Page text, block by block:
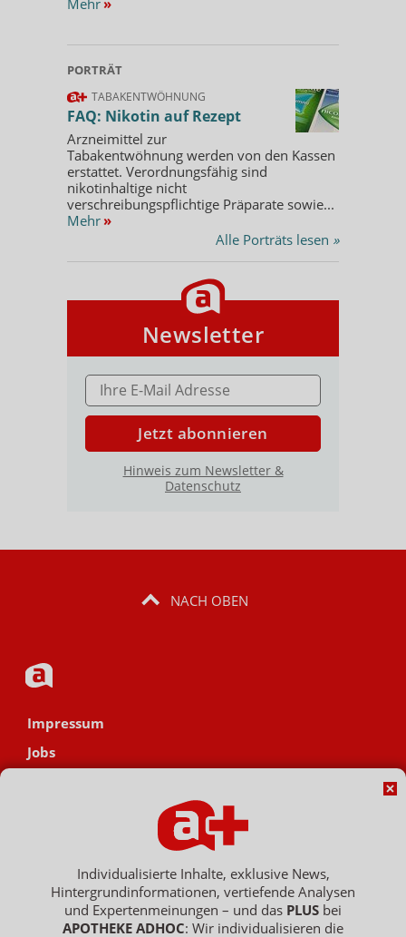
PORTRÄT
TABAKENTWÖHNUNG
FAQ: Nikotin auf Rezept
Arzneimittel zur
Tabakentwöhnung werden von den Kassen
erstattet. Verordnungsfähig sind
nikotinhaltige nicht
verschreibungspflichtige Präparate sowie...
Mehr »
Alle Porträts lesen »
Newsletter
E-MAIL ADRESSE
Jetzt abonnieren
Hinweis zum Newsletter &
Datenschutz
NACH OBEN
Impressum
Jobs
Hinweisgebersystem
Vertrag widerrufen
Individualisierte Inhalte, exklusive News,
Hintergrundinformationen, vertiefende Analysen
und Expertenmeinungen – und das PLUS bei
APOTHEKE ADHOC: Wir individualisieren die